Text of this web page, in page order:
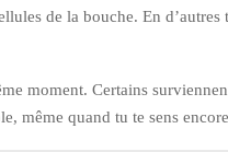
de la bouche. En
moment. Certains
même quand tu te sens